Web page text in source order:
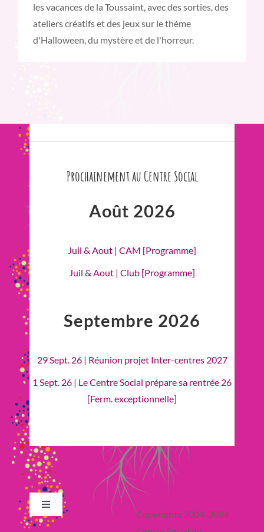
les vacances de la Toussaint, avec des sorties, des
ateliers créatifs et des jeux sur le thème
d'Halloween, du mystère et de l'horreur.
Prochainement au Centre Social
Août 2026
Juil & Aout | CAM [Programme]
Juil & Aout | Club [Programme]
Septembre 2026
29 Sept. 26 | Réunion projet Inter-centres 2027
1 Sept. 26 | Le Centre Social prépare sa rentrée 26
[Ferm. exceptionnelle]
Toggle
Navigation
Copyrights 2004-2024